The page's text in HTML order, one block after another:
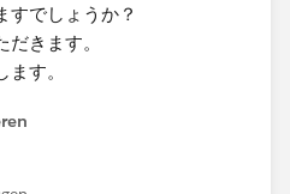
すでしょうか？
だきます。
す。